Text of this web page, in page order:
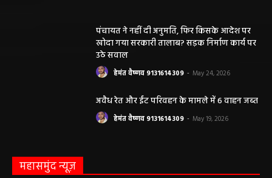
पंचायत ने नहीं दी अनुमति, फिर किसके आदेश पर
खोदा गया सरकारी तालाब? सड़क निर्माण कार्य पर
उठे सवाल
हेमंत वैष्णव 9131614309 - May 24, 2026
अवैध रेत और ईंट परिवहन के मामले में 6 वाहन जब्त
हेमंत वैष्णव 9131614309 - May 19, 2026
महासमुंद न्यूज़